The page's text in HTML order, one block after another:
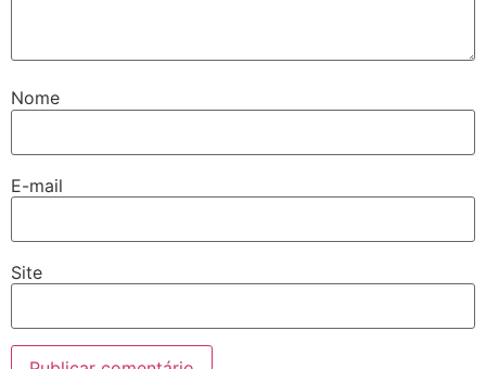
Nome
E-mail
Site